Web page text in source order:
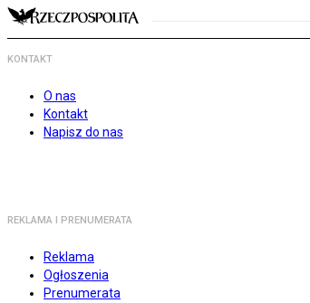
KONTAKT
O nas
Kontakt
Napisz do nas
REKLAMA I PRENUMERATA
Reklama
Ogłoszenia
Prenumerata